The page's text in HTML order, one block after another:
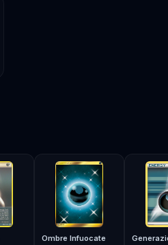
Ombre Infuocate